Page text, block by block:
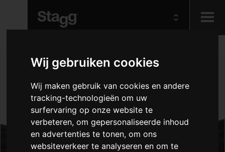
Wij gebruiken cookies
Wij maken gebruik van cookies en andere
tracking-technologieën om uw
surfervaring op onze website te
verbeteren, om gepersonaliseerde inhoud
en advertenties te tonen, om ons
websiteverkeer te analyseren en om te
Audio &
Lighting